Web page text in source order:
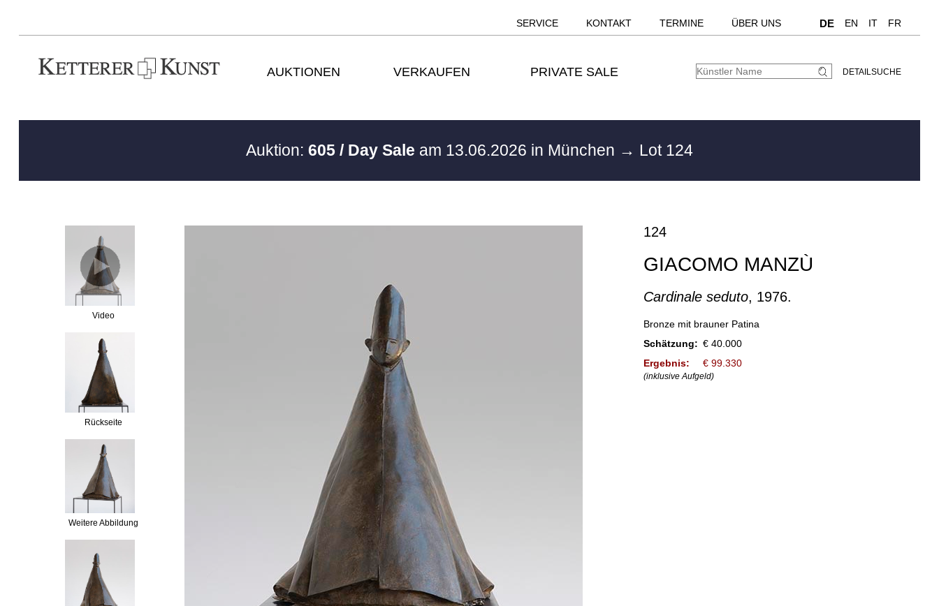
SERVICE KONTAKT TERMINE ÜBER UNS DE EN IT FR
AUKTIONEN VERKAUFEN PRIVATE SALE DETAILSUCHE
Auktion: 605 / Day Sale am 13.06.2026 in München → Lot 124
Video
Rückseite
Weitere Abbildung
124
GIACOMO MANZÙ
Cardinale seduto, 1976.
Bronze mit brauner Patina
Schätzung: € 40.000
Ergebnis:
€ 99.330
(inklusive Aufgeld)